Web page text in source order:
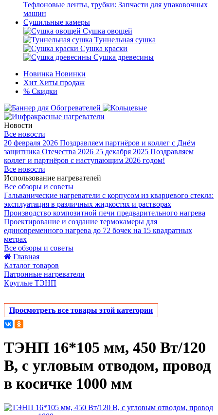
Тефлоновые ленты, трубки: Запчасти для упаковочных
машин
Сушильные камеры
Сушка овощей
Туннельная сушка
Сушка краски
Сушка древесины
Новинка Новинки
Хит Хиты продаж
% Скидки
Новости
Все новости
20 февраля 2026 Поздравляем партнёров и коллег с Днём
защитника Отечества 2026 25 декабря 2025 Поздравляем
коллег и партнёров с наступающим 2026 годом!
Все новости
Использование нагревателей
Все обзоры и советы
Гальванические нагреватели с корпусом из кварцевого стекла:
эксплуатация в различных жидкостях и растворах
Производство композитной печи предварительного нагрева
Проектирование и создание термокамеры для
единовременного нагрева до 72 бочек на 15 квадратных
метрах
Все обзоры и советы
Главная
Каталог товаров
Патронные нагреватели
Круглые ТЭНП
Просмотреть все товары этой категории
ТЭНП 16*105 мм, 450 Вт/120
В, с угловым отводом, провод
в косичке 1000 мм